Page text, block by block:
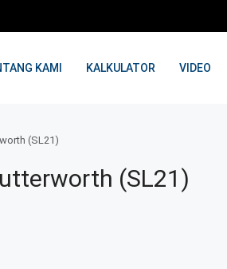
KAMI KALKULATOR VIDEO
(SL21)
(SL21)